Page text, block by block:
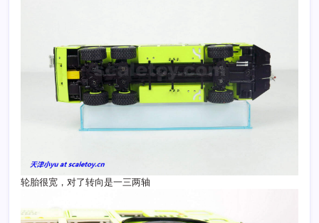
轮胎很宽，对了转向是一三两轴